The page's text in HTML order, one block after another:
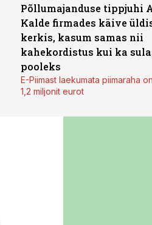
Põllumajanduse tippjuhi
Kalde firmades käive
kerkis, kasum samas nii
kahekordistus kui ka
pooleks
E-Piimast laekumata piimaraha
1,2 miljonit eurot